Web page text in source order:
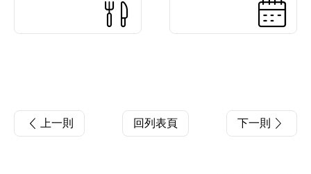
上一則 回列表頁 下一則